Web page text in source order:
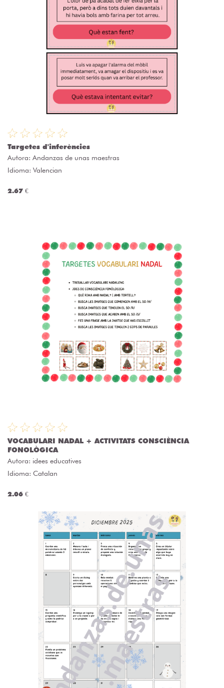
Targetes d'inferències
Autora: Andanzas de unas maestras
Idioma: Valencian
2.67 €
VOCABULARI NADAL + ACTIVITATS CONSCIÈNCIA
FONOLÒGICA
Autora: idees educatives
Idioma: Catalan
2.06 €